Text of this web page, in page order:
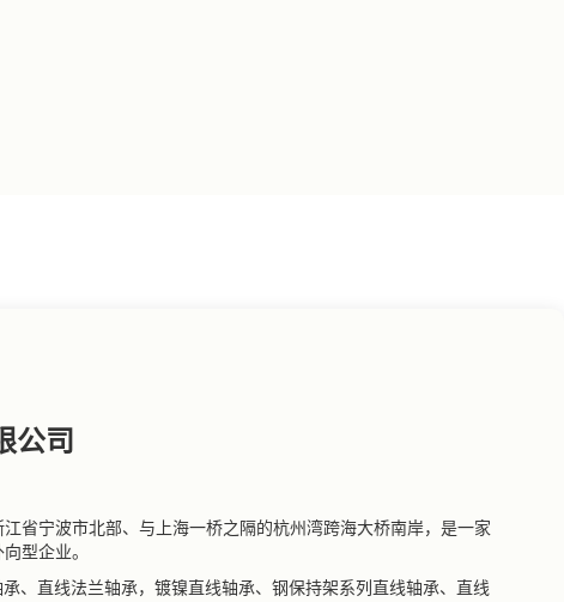
公司
省宁波市北部、与上海一桥之隔的杭州湾跨海大桥南岸，是一家
型企业。
、直线法兰轴承，镀镍直线轴承、钢保持架系列直线轴承、直线